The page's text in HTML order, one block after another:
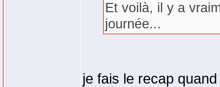
Et voilà, il y a
journée...
je fais le recap